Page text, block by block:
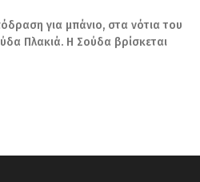
για μπάνιο, στα νότια του
Πλακιά. Η Σούδα βρίσκεται